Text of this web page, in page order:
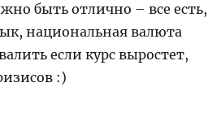
быть отлично – все есть,
национальная валюта
если курс выростет,
:)